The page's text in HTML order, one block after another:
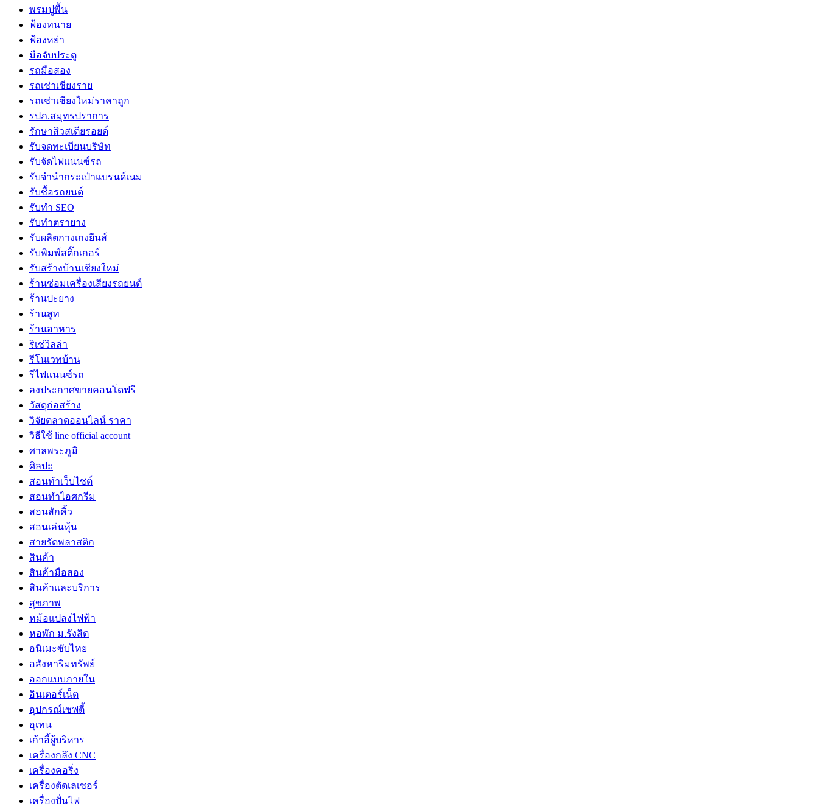
พรมปูพื้น
ฟ้องทนาย
ฟ้องหย่า
มือจับประตู
รถมือสอง
รถเช่าเชียงราย
รถเช่าเชียงใหม่ราคาถูก
รปภ.สมุทรปราการ
รักษาสิวสเตียรอยด์
รับจดทะเบียนบริษัท
รับจัดไฟแนนซ์รถ
รับจำนำกระเป๋าแบรนด์เนม
รับซื้อรถยนต์
รับทำ SEO
รับทำตรายาง
รับผลิตกางเกงยีนส์
รับพิมพ์สติ๊กเกอร์
รับสร้างบ้านเชียงใหม่
ร้านซ่อมเครื่องเสียงรถยนต์
ร้านปะยาง
ร้านสูท
ร้านอาหาร
ริเช่วิลล่า
รีโนเวทบ้าน
รีไฟแนนซ์รถ
ลงประกาศขายคอนโดฟรี
วัสดุก่อสร้าง
วิจัยตลาดออนไลน์ ราคา
วิธีใช้ line official account
ศาลพระภูมิ
ศิลปะ
สอนทำเว็บไซต์
สอนทำไอศกรีม
สอนสักคิ้ว
สอนเล่นหุ้น
สายรัดพลาสติก
สินค้า
สินค้ามือสอง
สินค้าและบริการ
สุขภาพ
หม้อแปลงไฟฟ้า
หอพัก ม.รังสิต
อนิเมะซับไทย
อสังหาริมทรัพย์
ออกแบบภายใน
อินเตอร์เน็ต
อุปกรณ์เซฟตี้
อุเทน
เก้าอี้ผู้บริหาร
เครื่องกลึง CNC
เครื่องคอริ่ง
เครื่องตัดเลเซอร์
เครื่องปั่นไฟ